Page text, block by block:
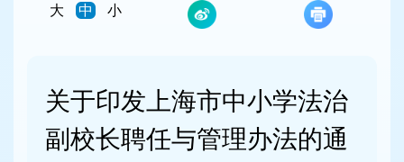
大
中 小
关于印发上海市中小学法治
副校长聘任与管理办法的通